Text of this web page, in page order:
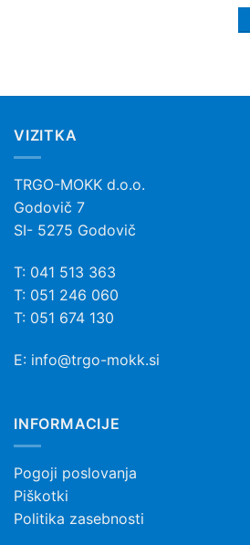
izdelka
VIZITKA
TRGO-MOKK d.o.o.
Godovič 7
SI- 5275 Godovič
T: 041 513 363
T: 051 246 060
T: 051 674 130
E: info@trgo-mokk.si
INFORMACIJE
Pogoji poslovanja
Piškotki
Politika zasebnosti